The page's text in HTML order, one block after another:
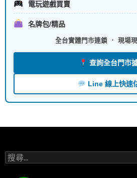
電玩遊戲買賣
名牌包/精品
全台實體門市連鎖 ． 現場
查詢全台門市
Line 線上快速
搜
尋